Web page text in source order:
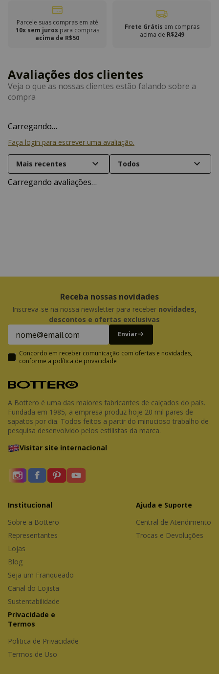
Parcele suas compras em até
10x sem juros para compras
acima de R$50
Frete Grátis em compras
acima de R$249
Carregando…
Faça login para escrever uma avaliação.
Mais recentes Todos
Carregando avaliações…
Receba nossas novidades
Inscreva-se na nossa newsletter para receber novidades,
descontos e ofertas exclusivas
Enviar
Concordo em receber comunicação com ofertas e novidades,
conforme a política de privacidade
A Bottero é uma das maiores fabricantes de calçados do país.
Fundada em 1985, a empresa produz hoje 20 mil pares de
sapatos por dia. Todos feitos a partir do minucioso trabalho de
pesquisa desenvolvido pelos estilistas da marca.
Visitar site internacional
Institucional
Sobre a Bottero
Representantes
Lojas
Blog
Seja um Franqueado
Canal do Lojista
Sustentabilidade
Ajuda e Suporte
Central de Atendimento
Trocas e Devoluções
Privacidade e
Termos
Politica de Privacidade
Termos de Uso